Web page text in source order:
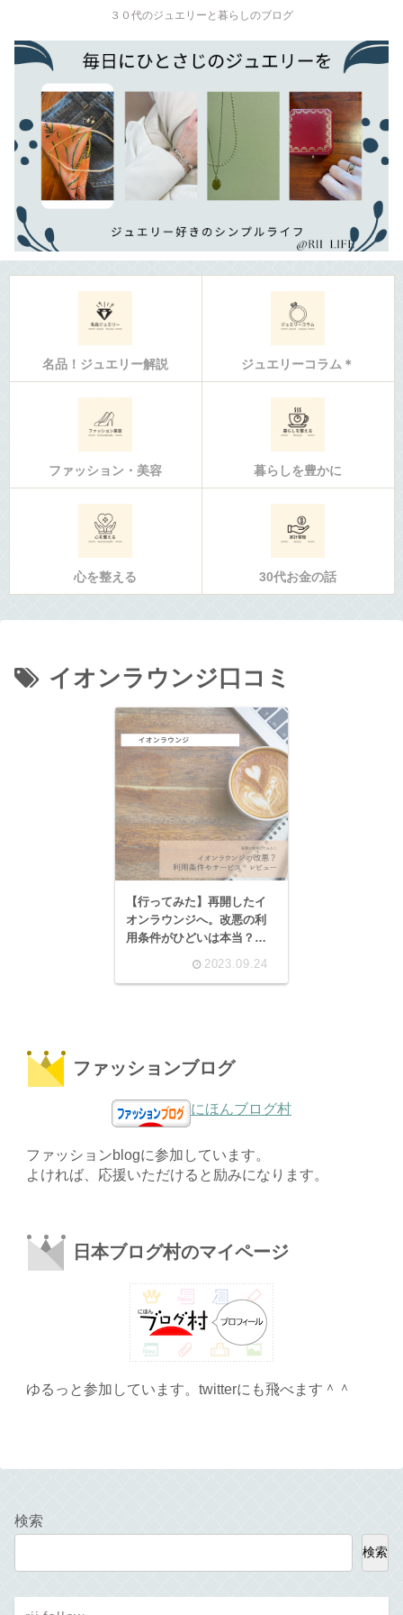
３０代のジュエリーと暮らしのブログ
名品！ジュエリー解説 ジュエリーコラム＊
ファッション・美容 暮らしを豊かに
心を整える 30代お金の話
イオンラウンジ口コミ
【行ってみた】再開したイ
オンラウンジへ。改悪の利
用条件がひどいは本当？乞
2023.09.24
ファッションブログ
にほんブログ村
ファッションblogに参加しています。
よければ、応援いただけると励みになります。
日本ブログ村のマイページ
ゆるっと参加しています。twitterにも飛べます＾＾
検索
検索